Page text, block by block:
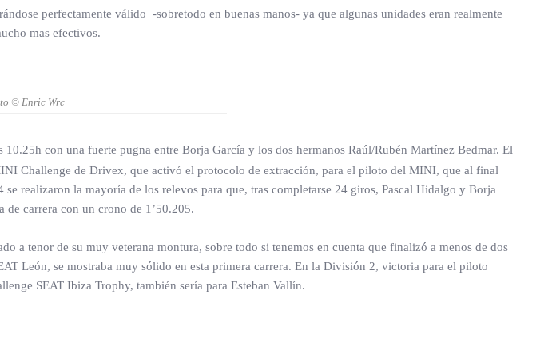
perfectamente válido -sobretodo en buenas manos- ya que algunas unidades eran realmente
mas efectivos.
© Enric Wrc
con una fuerte pugna entre Borja García y los dos hermanos Raúl/Rubén Martínez Bedmar. El
Challenge de Drivex, que activó el protocolo de extracción, para el piloto del MINI, que al final
realizaron la mayoría de los relevos para que, tras completarse 24 giros, Pascal Hidalgo y Borja
carrera con un crono de 1’50.205.
tenor de su muy veterana montura, sobre todo si tenemos en cuenta que finalizó a menos de dos
León, se mostraba muy sólido en esta primera carrera. En la División 2, victoria para el piloto
SEAT Ibiza Trophy, también sería para Esteban Vallín.